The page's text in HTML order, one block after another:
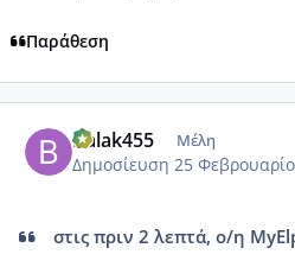
Παράθεση
Balak455 Μέλη
Δημοσίευση 25
στις πριν 2 λεπτά, ο/η